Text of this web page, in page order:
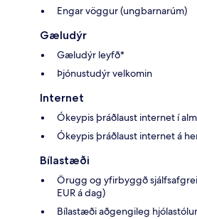
Engar vöggur (ungbarnarúm)
Gæludýr
Gæludýr leyfð*
Þjónustudýr velkomin
Internet
Ókeypis þráðlaust internet í
Ókeypis þráðlaust internet á
Bílastæði
Örugg og yfirbyggð
EUR á dag)
Bílastæði aðgengileg